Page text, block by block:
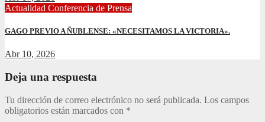
Actualidad Conferencia de Prensa
GAGO PREVIO A ÑUBLENSE: «NECESITAMOS LA VICTORIA».
Abr 10, 2026
Deja una respuesta
Tu dirección de correo electrónico no será publicada. Los campos
obligatorios están marcados con *